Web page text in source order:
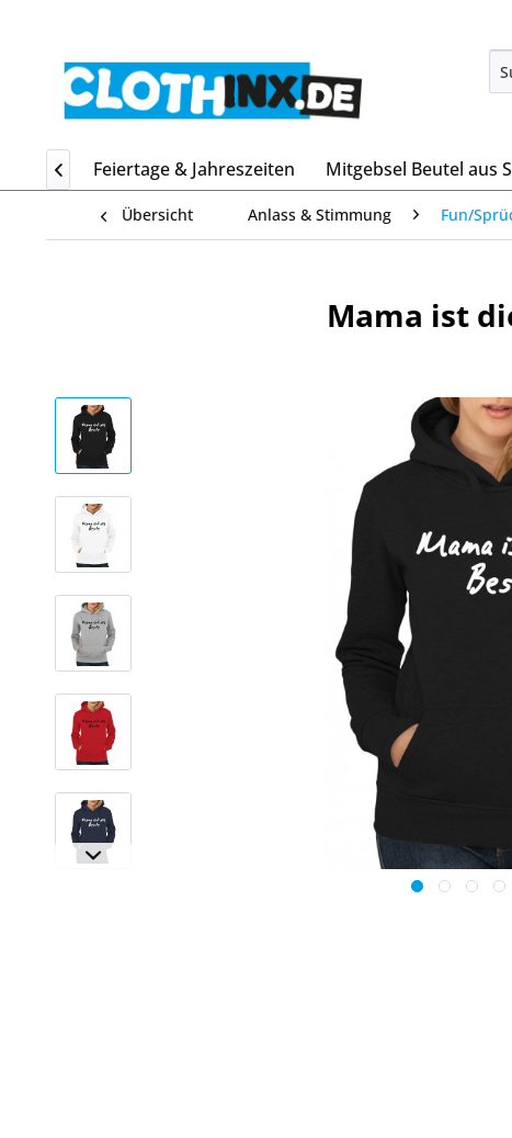
Home Feiertage & Jahreszeiten Mitgebsel Beutel aus

Übersicht Anlass & Stimmung Fun/
Mama ist